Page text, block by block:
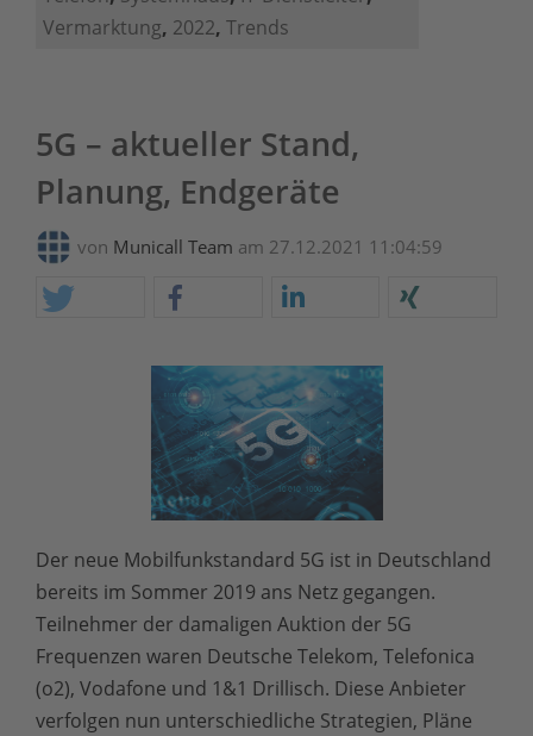
Vermarktung, 2022, Trends
5G – aktueller Stand,
Planung, Endgeräte
von Municall Team am 27.12.2021 11:04:59
Der neue Mobilfunkstandard 5G ist in Deutschland
bereits im Sommer 2019 ans Netz gegangen.
Teilnehmer der damaligen Auktion der 5G
Frequenzen waren Deutsche Telekom, Telefonica
(o2), Vodafone und 1&1 Drillisch. Diese Anbieter
verfolgen nun unterschiedliche Strategien, Pläne